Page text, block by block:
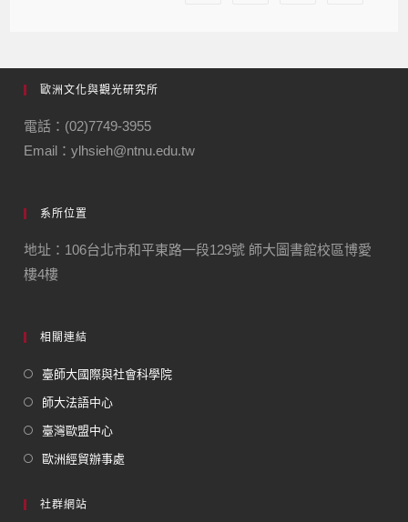
歐洲文化與觀光研究所
電話：(02)7749-3955
Email：ylhsieh@ntnu.edu.tw
系所位置
地址：106台北市和平東路一段129號 師大圖書館校區博愛
樓4樓
相關連結
臺師大國際與社會科學院
師大法語中心
臺灣歐盟中心
歐洲經貿辦事處
社群網站